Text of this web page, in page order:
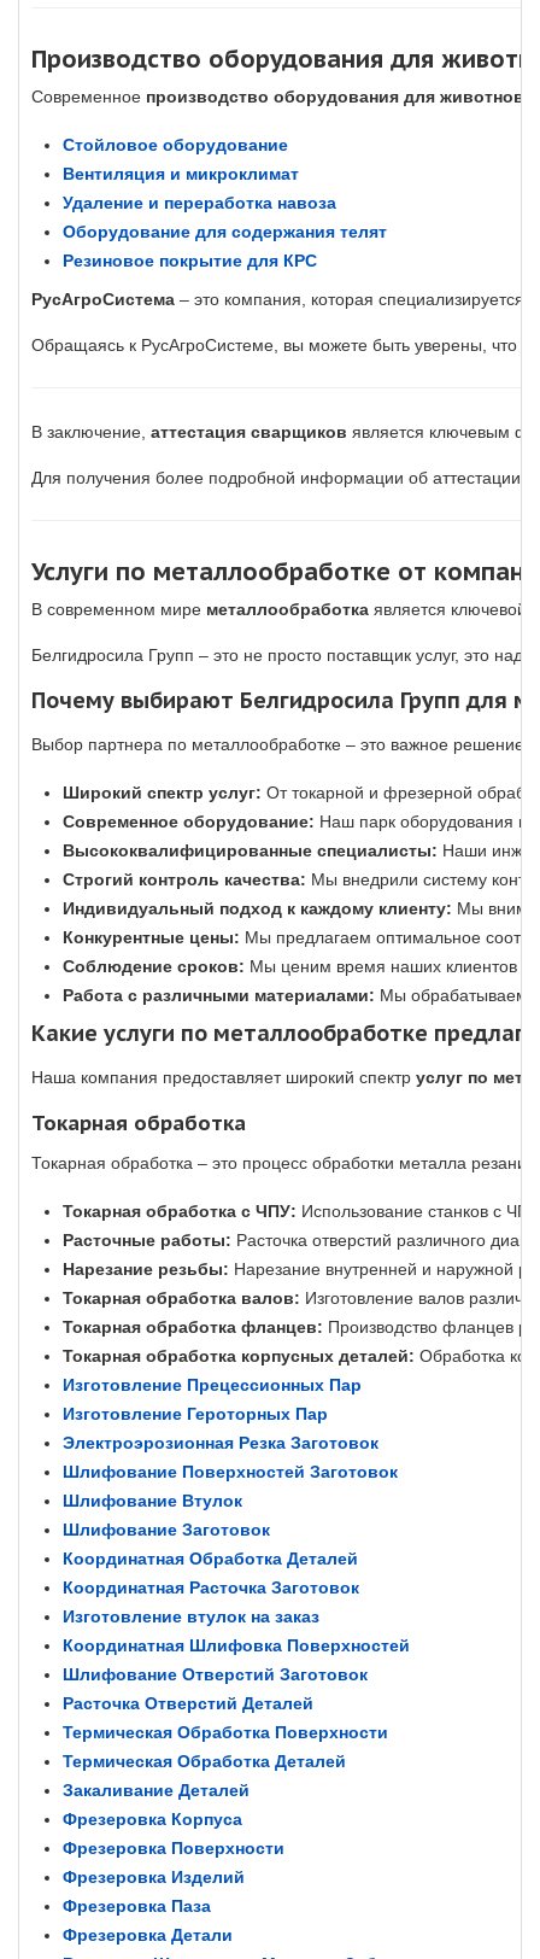
Производство оборудования для
Современное производство оборудования для
Стойловое оборудование
Вентиляция и микроклимат
Удаление и переработка навоза
Оборудование для содержания телят
Резиновое покрытие для КРС
РусАгроСистема – это компания, которая
Обращаясь к РусАгроСистеме, вы можете быть уверены, что
В заключение, аттестация сварщиков является ключевым
Для получения более подробной информации об аттестации
Услуги по металлообработке от
В современном мире металлообработка является ключевой
Белгидросила Групп – это не просто поставщик услуг, это
Почему выбирают Белгидросила Групп для
Выбор партнера по металлообработке – это важное
Широкий спектр услуг: От токарной и фрезерной
Современное оборудование: Наш парк оборудования
Высококвалифицированные специалисты: Наши
Строгий контроль качества: Мы внедрили систему
Индивидуальный подход к каждому клиенту: Мы
Конкурентные цены: Мы предлагаем оптимальное
Соблюдение сроков: Мы ценим время наших клиентов и
Работа с различными материалами: Мы обрабатываем
Какие услуги по металлообработке
Наша компания предоставляет широкий спектр услуг по
Токарная обработка
Токарная обработка – это процесс обработки металла
Токарная обработка с ЧПУ: Использование станков с
Расточные работы: Расточка отверстий различного
Нарезание резьбы: Нарезание внутренней и наружной
Токарная обработка валов: Изготовление валов
Токарная обработка фланцев: Производство фланцев
Токарная обработка корпусных деталей: Обработка
Изготовление Прецессионных Пар
Изготовление Героторных Пар
Электроэрозионная Резка Заготовок
Шлифование Поверхностей Заготовок
Шлифование Втулок
Шлифование Заготовок
Координатная Обработка Деталей
Координатная Расточка Заготовок
Изготовление втулок на заказ
Координатная Шлифовка Поверхностей
Шлифование Отверстий Заготовок
Расточка Отверстий Деталей
Термическая Обработка Поверхности
Термическая Обработка Деталей
Закаливание Деталей
Фрезеровка Корпуса
Фрезеровка Поверхности
Фрезеровка Изделий
Фрезеровка Паза
Фрезеровка Детали